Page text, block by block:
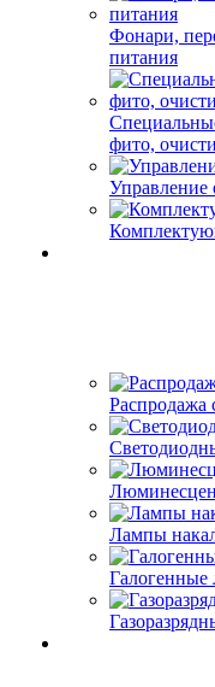
Фонари,
питания
фито,
Управление
Распродажа
Лампы